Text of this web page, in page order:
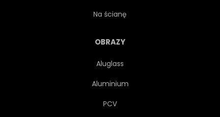
Na ścianę
OBRAZY
Aluglass
Aluminium
PCV